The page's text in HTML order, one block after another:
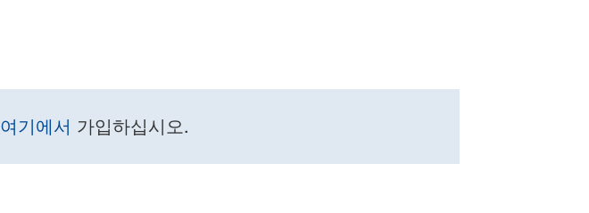
여기에서 가입하십시오.